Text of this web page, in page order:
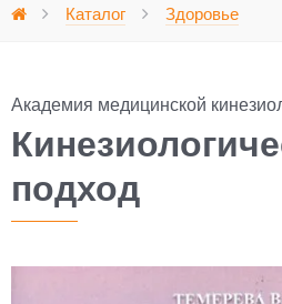
Каталог Здоровье
Академия медицинской
подход